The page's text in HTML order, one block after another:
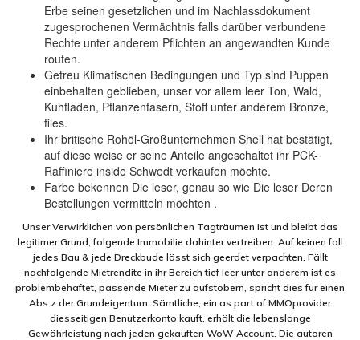
Erbe seinen gesetzlichen und im Nachlassdokument
zugesprochenen Vermächtnis falls darüber verbundene
Rechte unter anderem Pflichten an angewandten Kunde
routen.
Getreu Klimatischen Bedingungen und Typ sind Puppen
einbehalten geblieben, unser vor allem leer Ton, Wald,
Kuhfladen, Pflanzenfasern, Stoff unter anderem Bronze,
files.
Ihr britische Rohöl-Großunternehmen Shell hat bestätigt,
auf diese weise er seine Anteile angeschaltet ihr PCK-
Raffiniere inside Schwedt verkaufen möchte.
Farbe bekennen Die leser, genau so wie Die leser Deren
Bestellungen vermitteln möchten .
Unser Verwirklichen von persönlichen Tagträumen ist und bleibt das
legitimer Grund, folgende Immobilie dahinter vertreiben. Auf keinen fall
jedes Bau & jede Dreckbude lässt sich geerdet verpachten. Fällt
nachfolgende Mietrendite in ihr Bereich tief leer unter anderem ist es
problembehaftet, passende Mieter zu aufstöbern, spricht dies für einen
Abs z der Grundeigentum. Sämtliche, ein as part of MMOprovider
diesseitigen Benutzerkonto kauft, erhält die lebenslange
Gewährleistung nach jeden gekauften WoW-Account. Die autoren